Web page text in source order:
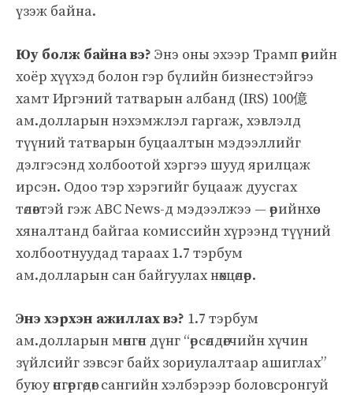
үзэж байна.
Юу болж байна вэ? Энэ оны эхээр Трамп өөрийн
хоёр хүүхэд болон гэр бүлийн бизнестэйгээ
хамт Иргэний татварын албанд (IRS) 100億
ам.долларын нэхэмжлэл гаргаж, хэвлэлд
түүний татварын буцаалтын мэдээллийг
дэлгэсэнд холбоотой хэргээ шууд ярилцаж
ирсэн. Одоо тэр хэрэгийг буцааж дуусгах
төлөвтэй гэж ABC News-д мэдээлжээ — өөрийнхөө
хяналтанд байгаа комиссийн хүрээнд түүний
холбоотнуудад тараах 1.7 тэрбум
ам.долларын сан байгуулах нөхцөлөөр.
Энэ хэрхэн ажиллах вэ? 1.7 тэрбум
ам.долларын мөнгөн дүнг “өрсөлдөгчийн хүчин
зүйлсийг зэвсэг байх зориулалтаар ашиглах”
буюу өнгөргөдөг сангийн хэлбэрээр боловсронгуй